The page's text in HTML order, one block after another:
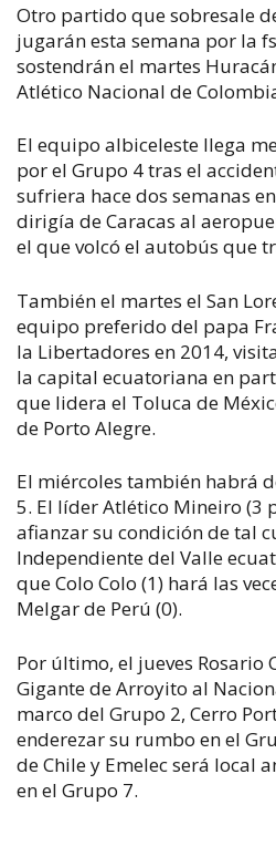
Otro partido que sobresale
jugarán esta semana por la
sostendrán el martes
Atlético Nacional de
El equipo albiceleste llega
por el Grupo 4 tras el
sufriera hace dos semanas
dirigía de Caracas al
el que volcó el autobús que
También el martes el San
equipo preferido del papa
la Libertadores en 2014,
la capital ecuatoriana en
que lidera el Toluca de
de Porto Alegre.
El miércoles también habrá
5. El líder Atlético Mineiro (3
afianzar su condición de tal
Independiente del Valle
que Colo Colo (1) hará las
Melgar de Perú (0).
Por último, el jueves Rosario
Gigante de Arroyito al
marco del Grupo 2, Cerro
enderezar su rumbo en el
de Chile y Emelec será local
en el Grupo 7.